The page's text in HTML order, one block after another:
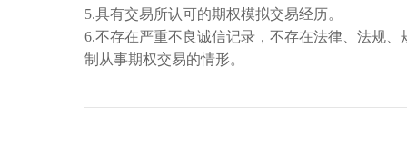
5.具有交易所认可的期权模拟交易经历。
6.不存在严重不良诚信记录，不存在法律、法规
制从事期权交易的情形。